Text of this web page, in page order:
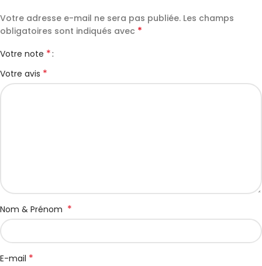
Votre adresse e-mail ne sera pas publiée. Les champs
obligatoires sont indiqués avec *
Votre note *
Votre avis *
Nom & Prénom *
E-mail *